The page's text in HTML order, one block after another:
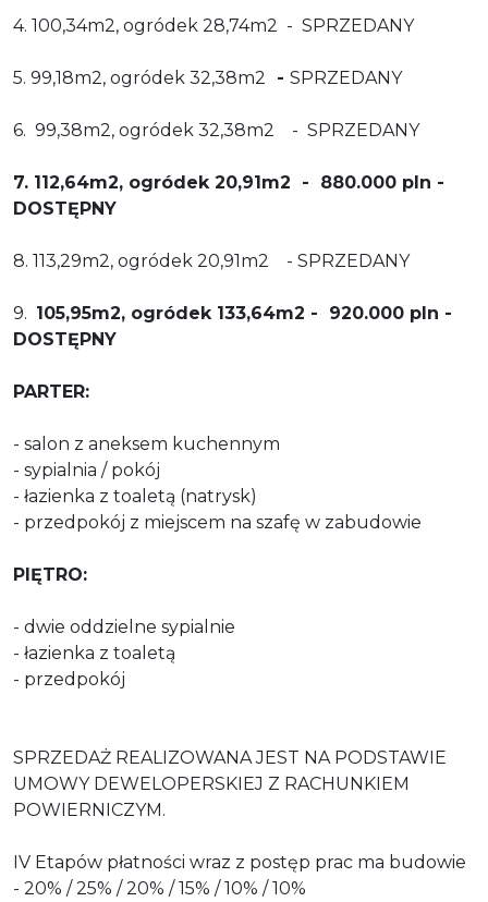
4. 100,34m2, ogródek 28,74m2 - SPRZEDANY
5. 99,18m2, ogródek 32,38m2 - SPRZEDANY
6. 99,38m2, ogródek 32,38m2 - SPRZEDANY
7. 112,64m2, ogródek 20,91m2 - 880.000 pln -
DOSTĘPNY
8. 113,29m2, ogródek 20,91m2 - SPRZEDANY
9. 105,95m2, ogródek 133,64m2 - 920.000 pln -
DOSTĘPNY
PARTER:
- salon z aneksem kuchennym
- sypialnia / pokój
- łazienka z toaletą (natrysk)
- przedpokój z miejscem na szafę w zabudowie
PIĘTRO:
- dwie oddzielne sypialnie
- łazienka z toaletą
- przedpokój
SPRZEDAŻ REALIZOWANA JEST NA PODSTAWIE
UMOWY DEWELOPERSKIEJ Z RACHUNKIEM
POWIERNICZYM.
IV Etapów płatności wraz z postęp prac ma budowie
- 20% / 25% / 20% / 15% / 10% / 10%